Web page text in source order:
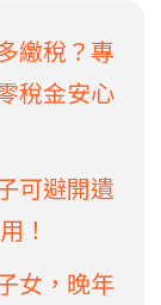
繳稅？專
稅金安心
可避開遺
！
女，晚年